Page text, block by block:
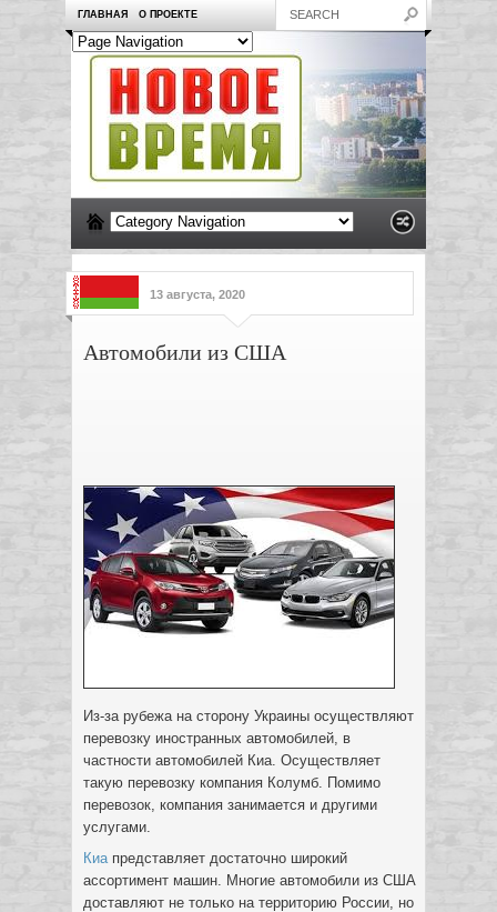
ГЛАВНАЯ О ПРОЕКТЕ
13 августа, 2020
Автомобили из США
Из-за рубежа на сторону Украины осуществляют
перевозку иностранных автомобилей, в
частности автомобилей Киа. Осуществляет
такую перевозку компания Колумб. Помимо
перевозок, компания занимается и другими
услугами.
Киапредставляет достаточно широкий
ассортимент машин. Многие автомобили из США
доставляют не только на территорию России, но